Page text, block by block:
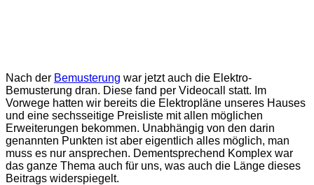
Nach der Bemusterung war jetzt auch die Elektro-
Bemusterung dran. Diese fand per Videocall statt. Im
Vorwege hatten wir bereits die Elektropläne unseres Hauses
und eine sechsseitige Preisliste mit allen möglichen
Erweiterungen bekommen. Unabhängig von den darin
genannten Punkten ist aber eigentlich alles möglich, man
muss es nur ansprechen. Dementsprechend Komplex war
das ganze Thema auch für uns, was auch die Länge dieses
Beitrags widerspiegelt.